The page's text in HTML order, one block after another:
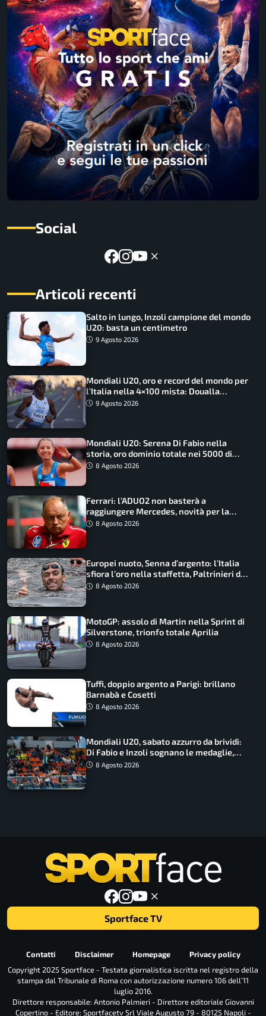
Social
Articoli recenti
Salto in lungo, Inzoli campione del mondo
U20: basta un centimetro
9 Agosto 2026
Mondiali U20, oro e record del mondo per
l’Italia nella 4×100 mista: Doualla
straordinaria
9 Agosto 2026
Mondiali U20: Serena Di Fabio nella
storia, oro dominio totale nei 5000 di
marcia
8 Agosto 2026
Ferrari: l’ADUO2 non basterà a
raggiungere Mercedes, novità per la
Macarena
8 Agosto 2026
Europei nuoto, Senna d’argento: l’Italia
sfiora l’oro nella staffetta, Paltrinieri da
urlo, il bilancio azzurro
8 Agosto 2026
MotoGP: assolo di Martin nella Sprint di
Silverstone, trionfo totale Aprilia
8 Agosto 2026
Tuffi, doppio argento a Parigi: brillano
Barnabà e Cosetti
8 Agosto 2026
Mondiali U20, sabato azzurro da brividi:
Di Fabio e Inzoli sognano le medaglie,
Castellani e Succo in finale
8 Agosto 2026
Sportface TV
Contatti Disclaimer Homepage
Privacy policy
Copyright 2025 Sportface - Testata giornalistica iscritta nel registro della
stampa dal Tribunale di Roma con autorizzazione numero 106 dell’11
luglio 2016.
Direttore responsabile: Antonio Palmieri - Direttore editoriale Giovanni
Copertino - Editore: Sportfacetv Srl Viale Augusto 79 - 80125 Napoli -